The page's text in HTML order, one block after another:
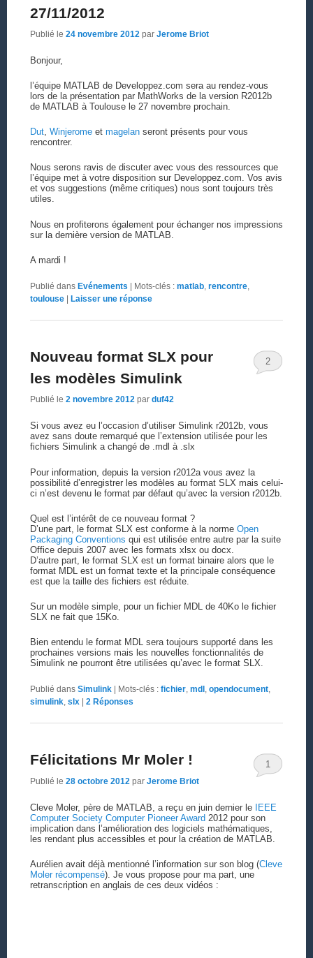
27/11/2012
Publié le 24 novembre 2012 par Jerome Briot
Bonjour,
l’équipe MATLAB de Developpez.com sera au rendez-vous
lors de la présentation par MathWorks de la version R2012b
de MATLAB à Toulouse le 27 novembre prochain.
Dut, Winjeromeet magelanseront présents pour vous
rencontrer.
Nous serons ravis de discuter avec vous des ressources que
l’équipe met à votre disposition sur Developpez.com. Vos avis
et vos suggestions (même critiques) nous sont toujours très
utiles.
Nous en profiterons également pour échanger nos impressions
sur la dernière version de MATLAB.
A mardi !
Publié dans Evénements | Mots-clés : matlab, rencontre,
toulouse | Laisser une réponse
Nouveau format SLX pour
les modèles Simulink
Publié le 2 novembre 2012 par duf42
2
Si vous avez eu l’occasion d’utiliser Simulink r2012b, vous
avez sans doute remarqué que l’extension utilisée pour les
fichiers Simulink a changé de .mdl à .slx
Pour information, depuis la version r2012a vous avez la
possibilité d’enregistrer les modèles au format SLX mais celui-
ci n’est devenu le format par défaut qu’avec la version r2012b.
Quel est l’intérêt de ce nouveau format ?
D’une part, le format SLX est conforme à la norme Open
Packaging Conventions qui est utilisée entre autre par la suite
Office depuis 2007 avec les formats xlsx ou docx.
D’autre part, le format SLX est un format binaire alors que le
format MDL est un format texte et la principale conséquence
est que la taille des fichiers est réduite.
Sur un modèle simple, pour un fichier MDL de 40Ko le fichier
SLX ne fait que 15Ko.
Bien entendu le format MDL sera toujours supporté dans les
prochaines versions mais les nouvelles fonctionnalités de
Simulink ne pourront être utilisées qu’avec le format SLX.
Publié dans Simulink Mots-clés : fichier, mdl , opendocument,
simulink, slx 2Réponses
Félicitations Mr Moler !
Publié le 28 octobre 2012 par Jerome Briot
1
Cleve Moler, père de MATLAB, a reçu en juin dernier le IEEE
Computer Society Computer Pioneer Award2012 pour son
implication dans l’amélioration des logiciels mathématiques,
les rendant plus accessibles et pour la création de MATLAB.
Aurélien avait déjà mentionné l’information sur son blog (Cleve
Moler récompensé). Je vous propose pour ma part, une
retranscription en anglais de ces deux vidéos :